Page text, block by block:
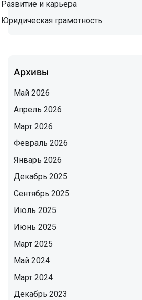
Развитие и карьера
Юридическая грамотность
Архивы
Май 2026
Апрель 2026
Март 2026
Февраль 2026
Январь 2026
Декабрь 2025
Сентябрь 2025
Июль 2025
Июнь 2025
Март 2025
Май 2024
Март 2024
Декабрь 2023